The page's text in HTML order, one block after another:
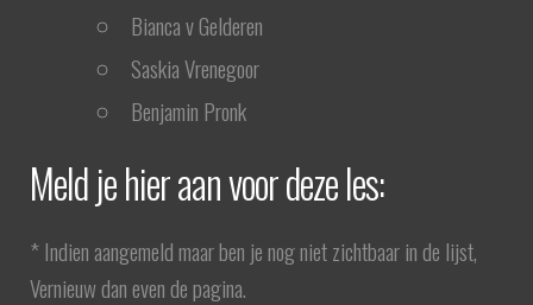
Bianca v Gelderen
Saskia Vrenegoor
Benjamin Pronk
Meld je hier aan voor deze les:
* Indien aangemeld maar ben je nog niet zichtbaar in de lijst,
Vernieuw dan even de pagina.